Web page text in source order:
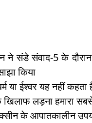
ने संडे संवाद-5 के
किया
या ईश्वर यह नहीं
लड़ना हमारा सबसे
के आपातकालीन